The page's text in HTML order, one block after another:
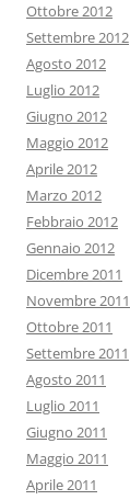
Ottobre 2012
Settembre 2012
Agosto 2012
Luglio 2012
Giugno 2012
Maggio 2012
Aprile 2012
Marzo 2012
Febbraio 2012
Gennaio 2012
Dicembre 2011
Novembre 2011
Ottobre 2011
Settembre 2011
Agosto 2011
Luglio 2011
Giugno 2011
Maggio 2011
Aprile 2011